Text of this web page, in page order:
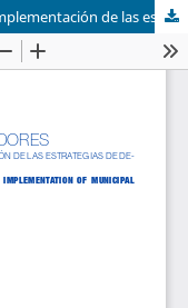
Sistema de indicadores para evaluar la implementación de las estrategias de desarrollo municipal